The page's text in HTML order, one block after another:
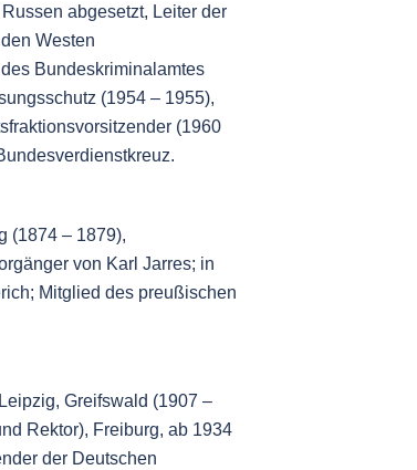
abgesetzt, Leiter der
Westen
Bundeskriminalamtes
(1954 – 1955),
(1960
(1874 – 1879),
von Karl Jarres; in
Mitglied des preußischen
Greifswald (1907 –
Rektor), Freiburg, ab 1934
der Deutschen